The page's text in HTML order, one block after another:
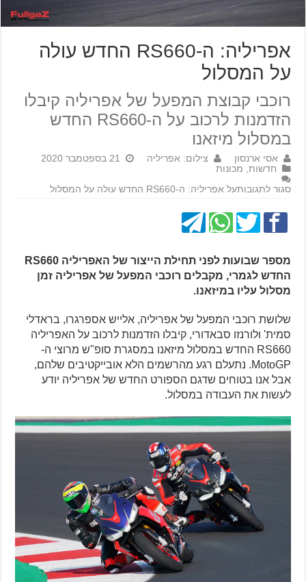
אפריליה: ה-RS660 החדש עולה
על המסלול
רוכבי קבוצת המפעל של אפריליה קיבלו
הזדמנות לרכוב על ה-RS660 החדש
במסלול מיזאנו
אסי ארנסון צילום: אפריליה
21 בספטמבר 2020
חדשות מכונות
סגור לתגובותעל אפריליה: ה-RS660 החדש עולה על המסלול
מספר שבועות לפני תחילת הייצור של האפריליה RS660
החדש לגמרי, מקבלים רוכבי המפעל של אפריליה זמן
מסלול עליו במיזאנו.
שלושת רוכבי המפעל של אפריליה, אלייש אספרגרו, בראדלי
סמית' ולורנזו סבאדורי, קיבלו הזדמנות לרכוב על האפריליה
RS660 החדש במסלול מיזאנו במסגרת סופ"ש מרוצי ה-
MotoGP. נתעלם רגע מהרשמים הלא אובייקטיבים שלהם,
אבל אנו בטוחים שדגם הספורט החדש של אפריליה יודע
לעשות את העבודה במסלול.